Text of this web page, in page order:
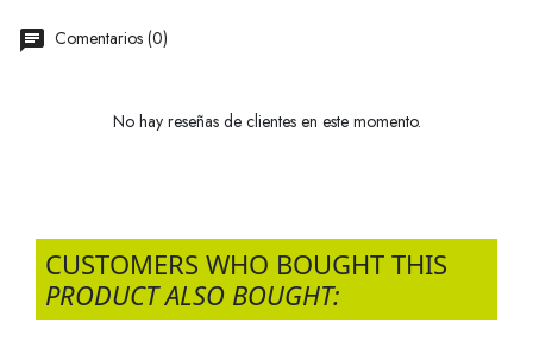
Comentarios (0)
No hay reseñas de clientes en este momento.
CUSTOMERS WHO BOUGHT THIS
PRODUCT ALSO BOUGHT: